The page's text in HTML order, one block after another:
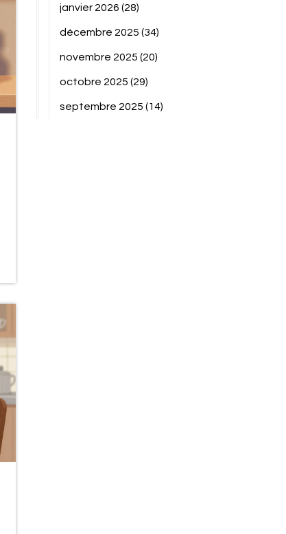
janvier 2026 (28)
décembre 2025 (34)
novembre 2025 (20)
octobre 2025 (29)
septembre 2025 (14)